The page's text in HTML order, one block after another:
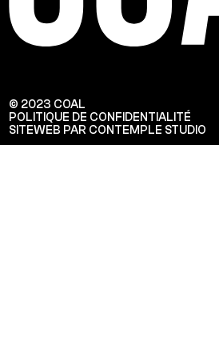
© 2023 COAL
POLITIQUE DE CONFIDENTIALITÉ
SITEWEB PAR CONTEMPLE STUDIO